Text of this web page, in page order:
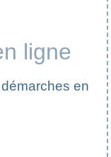
ligne
en